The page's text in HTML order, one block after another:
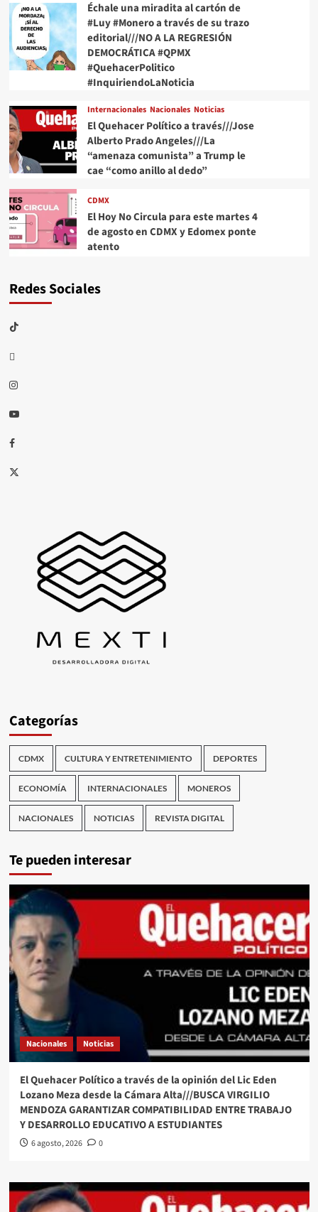
Échale una miradita al cartón de
#Luy #Monero a través de su trazo
editorial///NO A LA REGRESIÓN
DEMOCRÁTICA #QPMX
#QuehacerPolitico
#InquiriendoLaNoticia
Internacionales Nacionales Noticias
El Quehacer Político a través///Jose
Alberto Prado Angeles///La
“amenaza comunista” a Trump le
cae “como anillo al dedo”
CDMX
El Hoy No Circula para este martes 4
de agosto en CDMX y Edomex ponte
atento
Redes Sociales
TikTok
threads
Instagram
Youtube
Facebook
X
Categorías
CDMX CULTURA Y ENTRETENIMIENTO DEPORTES
ECONOMÍA INTERNACIONALES MONEROS
NACIONALES NOTICIAS REVISTA DIGITAL
Te pueden interesar
Nacionales Noticias
El Quehacer Político a través de la opinión del Lic Eden
Lozano Meza desde la Cámara Alta///BUSCA VIRGILIO
MENDOZA GARANTIZAR COMPATIBILIDAD ENTRE TRABAJO
Y DESARROLLO EDUCATIVO A ESTUDIANTES
6 agosto, 2026 0